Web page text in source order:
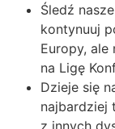
Śledź
kontynuuj
Europy,
na Ligę
Dzieje się
najbardziej
z innych